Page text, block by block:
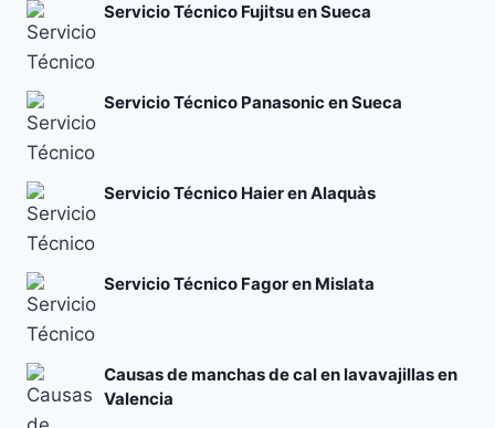
Servicio Técnico Fujitsu en Sueca
Servicio Técnico Panasonic en Sueca
Servicio Técnico Haier en Alaquàs
Servicio Técnico Fagor en Mislata
Causas de manchas de cal en lavavajillas en
Valencia